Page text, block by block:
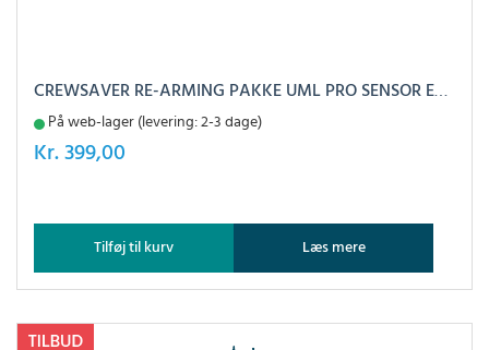
CREWSAVER RE-ARMING PAKKE UML PRO SENSOR ELITE, 38G
På web-lager (levering: 2-3 dage)
Kr.399,00
Tilføj til kurv Læs mere